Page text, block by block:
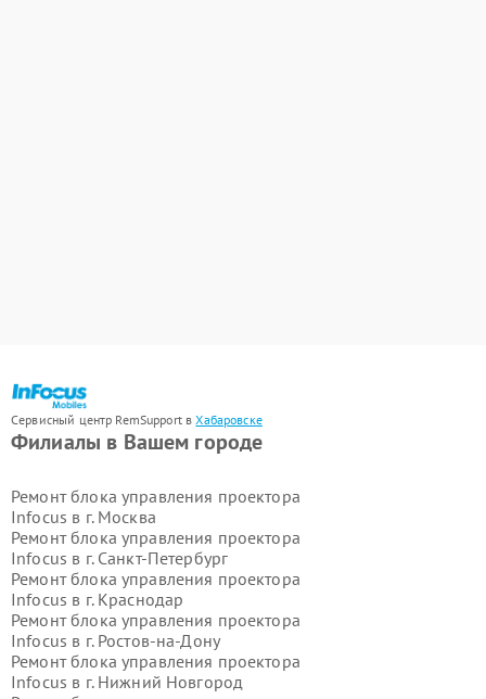
Сервисный центр RemSupport вХабаровске
Филиалы в Вашем городе
Ремонт блока управления проектора
Infocus в г. Москва
Ремонт блока управления проектора
Infocus в г. Санкт-Петербург
Ремонт блока управления проектора
Infocus в г. Краснодар
Ремонт блока управления проектора
Infocus в г. Ростов-на-Дону
Ремонт блока управления проектора
Infocus в г. Нижний Новгород